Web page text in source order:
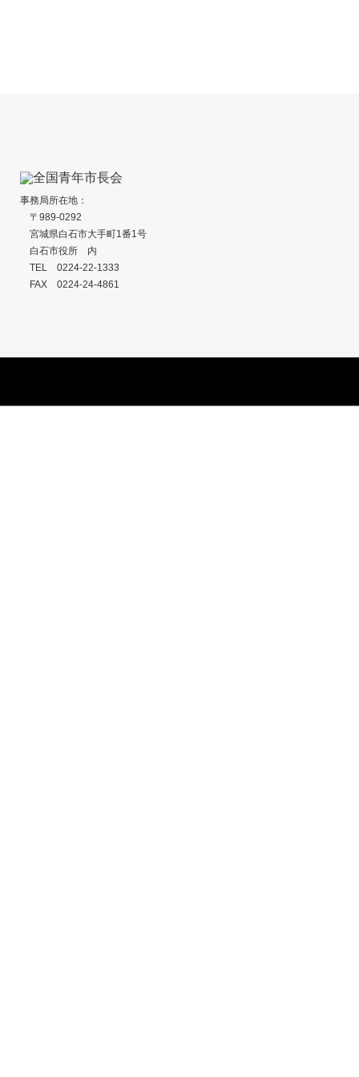
事務局所在地：
〒989-0292
宮城県白石市大手町1番1号
白石市役所 内
TEL 0224-22-1333
FAX 0224-24-4861